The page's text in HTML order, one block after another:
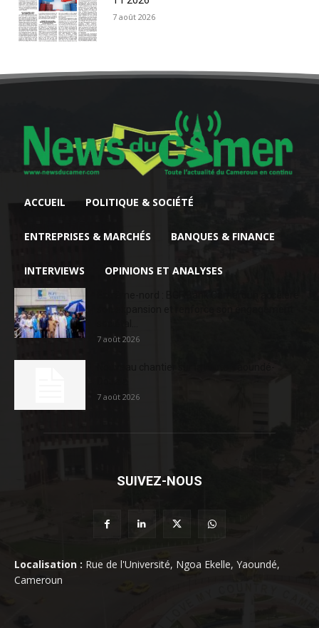
7 août 2026
ACCUEIL POLITIQUE & SOCIÉTÉ
ENTREPRISES & MARCHÉS BANQUES & FINANCE
INTERVIEWS OPINIONS ET ANALYSES
7 août 2026
7 août 2026
SUIVEZ-NOUS
Localisation : Rue de l'Université, Ngoa Ekelle, Yaoundé,
Cameroun